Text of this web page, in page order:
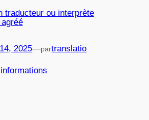
traducteur ou interprète
2025—partranslatio
informations